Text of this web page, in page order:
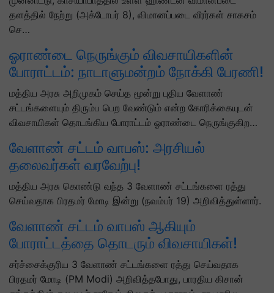
தளத்தில் நேற்று (அக்டோபர் 8), விமானப்படை வீரர்கள் சாகசம்
செ…
ஓராண்டை நெருங்கும் விவசாயிகளின்
போராட்டம்: நாடாளுமன்றம் நோக்கி பேரணி!
மத்திய அரசு அறிமுகம் செய்த மூன்று புதிய வேளாண்
சட்டங்களையும் திரும்ப பெற வேண்டும் என்ற கோரிக்கையுடன்
விவசாயிகள் தொடங்கிய போராட்டம் ஓராண்டை நெருங்குகிற…
வேளாண் சட்டம் வாபஸ்: அரசியல்
தலைவர்கள் வரவேற்பு!
மத்திய அரசு கொண்டு வந்த 3 வேளாண் சட்டங்களை ரத்து
செய்வதாக பிரதமர் மோடி இன்று (நவம்பர் 19) அறிவித்துள்ளார்.
வேளாண் சட்டம் வாபஸ் ஆகியும்
போராட்டத்தை தொடரும் விவசாயிகள்!
சர்ச்சைக்குரிய 3 வேளாண் சட்டங்களை ரத்து செய்வதாக
பிரதமர் மோடி (PM Modi) அறிவித்தபோது, பாரதிய கிசான்